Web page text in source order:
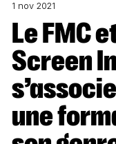
1 nov 2021
Le FMC et le National
Screen
une